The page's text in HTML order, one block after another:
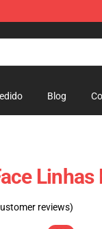
Blog
reviews)